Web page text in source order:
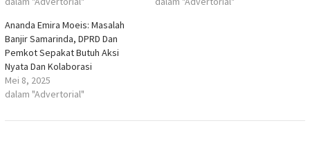
Ananda Emira Moeis: Masalah
Banjir Samarinda, DPRD Dan
Pemkot Sepakat Butuh Aksi
Nyata Dan Kolaborasi
Mei 8, 2025
dalam "Advertorial"